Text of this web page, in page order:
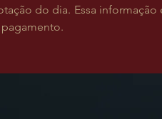
do dia. Essa